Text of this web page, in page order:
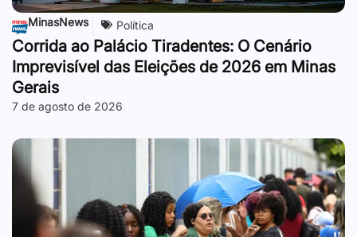
MinasNews Política
Corrida ao Palácio Tiradentes: O Cenário
Imprevisível das Eleições de 2026 em Minas
Gerais
7 de agosto de 2026